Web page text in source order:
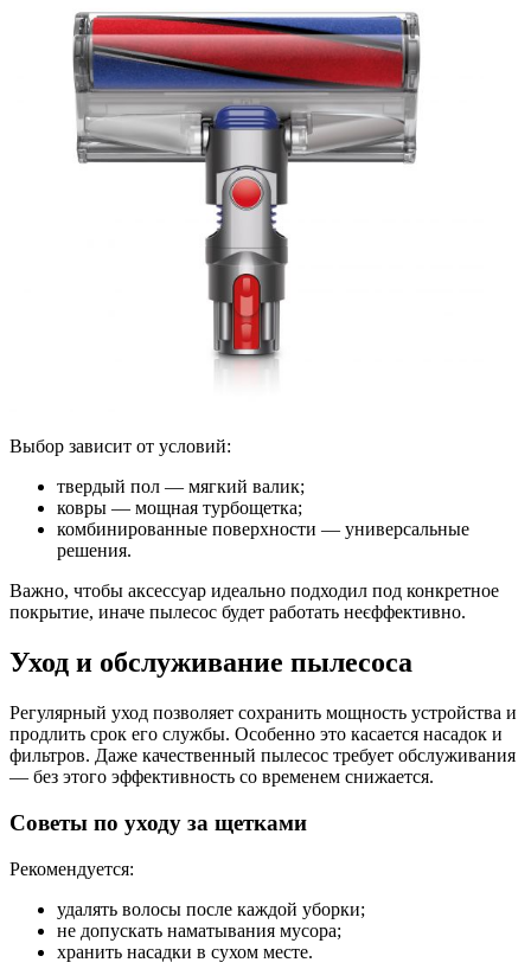
Выбор зависит от условий:
твердый пол — мягкий валик;
ковры — мощная турбощетка;
комбинированные поверхности — универсальные
решения.
Важно, чтобы аксессуар идеально подходил под конкретное
покрытие, иначе пылесос будет работать неєффективно.
Уход и обслуживание пылесоса
Регулярный уход позволяет сохранить мощность устройства и
продлить срок его службы. Особенно это касается насадок и
фильтров. Даже качественный пылесос требует обслуживания
— без этого эффективность со временем снижается.
Советы по уходу за щетками
Рекомендуется:
удалять волосы после каждой уборки;
не допускать наматывания мусора;
хранить насадки в сухом месте.